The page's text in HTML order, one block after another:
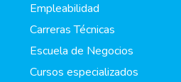
Empleabilidad
Carreras Técnicas
Escuela de Negocios
Cursos especializados